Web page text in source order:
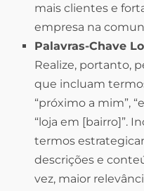
mais clientes e
empresa na
Palavras-Chave
Realize, portanto,
que incluam
“próximo a mim”,
“loja em [bairro]”.
termos
descrições e
vez, maior